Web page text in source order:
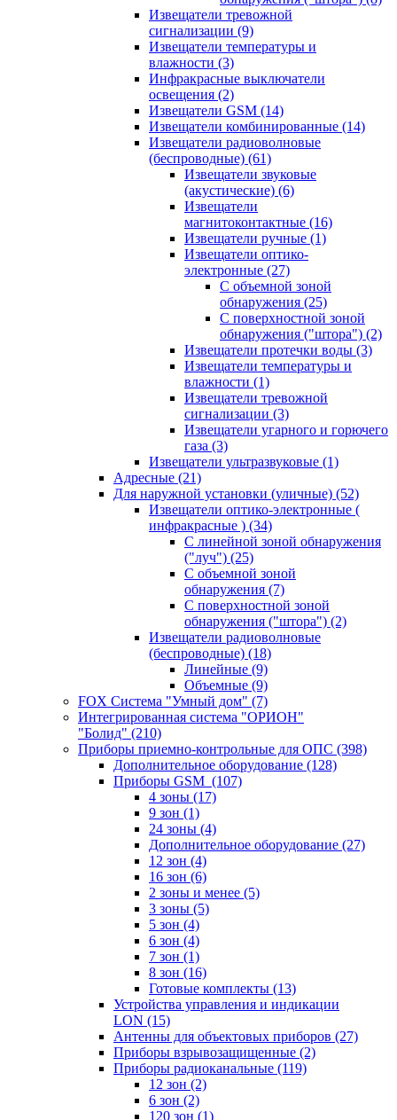
Извещатели тревожной
сигнализации (9)
Извещатели температуры и
влажности (3)
Инфракрасные выключатели
освещения (2)
Извещатели GSM (14)
Извещатели комбинированные (14)
Извещатели радиоволновые
(беспроводные) (61)
Извещатели звуковые
(акустические) (6)
Извещатели
магнитоконтактные (16)
Извещатели ручные (1)
Извещатели оптико-
электронные (27)
С объемной зоной
обнаружения (25)
С поверхностной зоной
обнаружения ("штора") (2)
Извещатели протечки воды (3)
Извещатели температуры и
влажности (1)
Извещатели тревожной
сигнализации (3)
Извещатели угарного и горючего
газа (3)
Извещатели ультразвуковые (1)
Адресные (21)
Для наружной установки (уличные) (52)
Извещатели оптико-электронные (
инфракрасные ) (34)
С линейной зоной обнаружения
("луч") (25)
С объемной зоной
обнаружения (7)
С поверхностной зоной
обнаружения ("штора") (2)
Извещатели радиоволновые
(беспроводные) (18)
Линейные (9)
Объемные (9)
FOX Система "Умный дом" (7)
Интегрированная система "ОРИОН"
"Болид" (210)
Приборы приемно-контрольные для ОПС (398)
Дополнительное оборудование (128)
Приборы GSM (107)
4 зоны (17)
9 зон (1)
24 зоны (4)
Дополнительное оборудование (27)
12 зон (4)
16 зон (6)
2 зоны и менее (5)
3 зоны (5)
5 зон (4)
6 зон (4)
7 зон (1)
8 зон (16)
Готовые комплекты (13)
Устройства управления и индикации
LON (15)
Антенны для объектовых приборов (27)
Приборы взрывозащищенные (2)
Приборы радиоканальные (119)
12 зон (2)
6 зон (2)
120 зон (1)